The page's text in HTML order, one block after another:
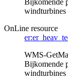
windturbines
OnLine resource
WMS-
Bijkomende
windturbines